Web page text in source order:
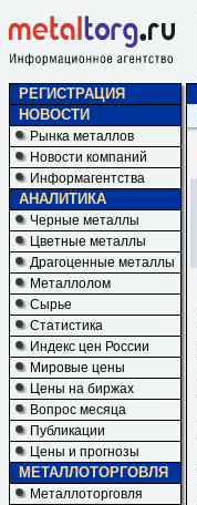
РЕГИСТРАЦИЯ
НОВОСТИ
Рынка металлов
Новости компаний
Информагентства
АНАЛИТИКА
Черные металлы
Цветные металлы
Драгоценные металлы
Металлолом
Сырье
Статистика
Индекс цен России
Мировые цены
Цены на биржах
Вопрос месяца
Публикации
Цены и прогнозы
МЕТАЛЛОТОРГОВЛЯ
Металлоторговля